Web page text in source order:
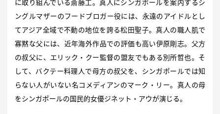
ングルマザーのフードブロガー役には、永遠のアイドルとし
てアジア全域で不動の地位を誇る松田聖子。真人の職人肌で
寡黙な父には、近年海外作品での評価も高い伊原剛志。父方
の叔父に、エリック・クー監督の盟友でもある別所哲也。そ
して、バクテー料理人で母方の叔父を、シンガポールでは知
らない人がいない名コメディアンのマーク・リー。真人の母
をシンガポールの国民的女優ジネット・アウが演じる。